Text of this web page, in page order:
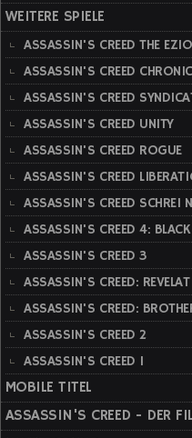
WEITERE SPIELE
ASSASSIN'S CREED THE
ASSASSIN'S CREED
ASSASSIN'S CREED
ASSASSIN'S CREED UNITY
ASSASSIN'S CREED ROGUE
ASSASSIN'S CREED
ASSASSIN'S CREED SCHREI
ASSASSIN'S CREED 4:
ASSASSIN'S CREED 3
ASSASSIN'S CREED:
ASSASSIN'S CREED:
ASSASSIN'S CREED 2
ASSASSIN'S CREED 1
MOBILE TITEL
ASSASSIN'S CREED - DER